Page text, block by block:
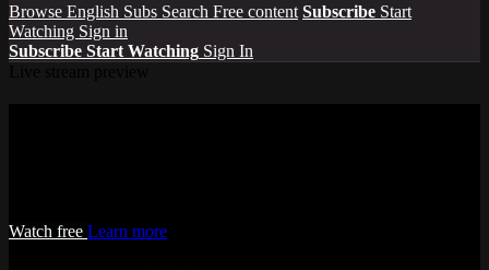
Browse English Subs Search Free content Subscribe Start
Watching Sign in
Subscribe Start Watching Sign In
Watch free Learn more